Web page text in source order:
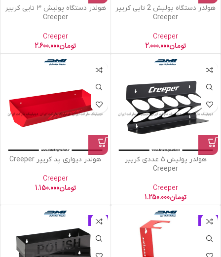
هولدر دستگاه پولیش 2 تایی کریپر
Creeper
Creeper
تومان2.000.000
هولدر دستگاه پولیش ۳ تایی کریپر
Creeper
Creeper
تومان2.600.000
هولدر پولیش ۵ عددی کریپر
Creeper
Creeper
تومان1.250.000
هولدر دیواری پد کریپر Creeper
Creeper
تومان1.150.000
حراج حراج